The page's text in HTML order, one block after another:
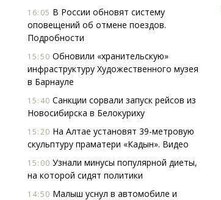
16:05 В России обновят систему
оповещений об отмене поездов.
Подробности
15:50 Обновили «хранительскую»
инфраструктуру Художественного музея
в Барнауле
15:40 Санкции сорвали запуск рейсов из
Новосибирска в Белокуриху
15:20 На Алтае установят 39-метровую
скульптуру праматери «Кадын». Видео
15:00 Узнали минусы популярной диеты,
на которой сидят политики
14:50 Малыш уснул в автомобиле и